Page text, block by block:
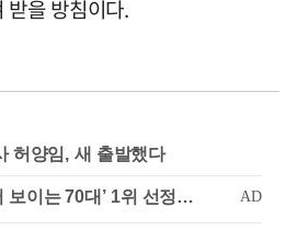
받을 방침이다.
허양임, 새 출발했다